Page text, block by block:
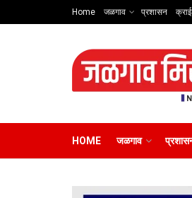
Home जळगाव प्रशासन
HOME जळगाव